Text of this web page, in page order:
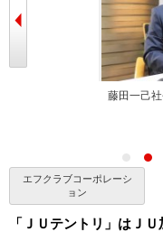
藤田一己
エフクラブコーポレーシ
ョン
「ＪＵテントリ」はＪ